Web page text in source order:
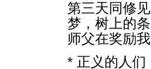
第三天同修
梦，树上的
师父在奖励
* 正义的人们